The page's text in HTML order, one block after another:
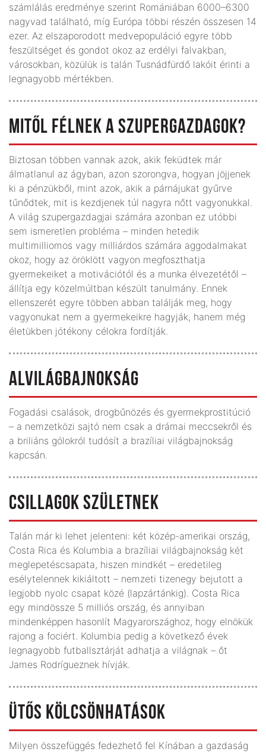
számlálás eredménye szerint Romániában 6000–6300
nagyvad található, míg Európa többi részén összesen 14
ezer. Az elszaporodott medvepopuláció egyre több
feszültséget és gondot okoz az erdélyi falvakban,
városokban, közülük is talán Tusnádfürdő lakóit érinti a
legnagyobb mértékben.
MITŐL FÉLNEK A SZUPERGAZDAGOK?
Biztosan többen vannak azok, akik feküdtek már
álmatlanul az ágyban, azon szorongva, hogyan jöjjenek
ki a pénzükből, mint azok, akik a párnájukat gyűrve
tűnődtek, mit is kezdjenek túl nagyra nőtt vagyonukkal.
A világ szupergazdagjai számára azonban ez utóbbi
sem ismeretlen probléma – minden hetedik
multimilliomos vagy milliárdos számára aggodalmakat
okoz, hogy az öröklött vagyon megfoszthatja
gyermekeiket a motivációtól és a munka élvezetétől –
állítja egy közelmúltban készült tanulmány. Ennek
ellenszerét egyre többen abban találják meg, hogy
vagyonukat nem a gyermekeikre hagyják, hanem még
életükben jótékony célokra fordítják.
ALVILÁGBAJNOKSÁG
Fogadási csalások, drogbűnözés és gyermekprostitúció
– a nemzetközi sajtó nem csak a drámai meccsekről és
a briliáns gólokról tudósít a brazíliai világbajnokság
kapcsán.
CSILLAGOK SZÜLETNEK
Talán már ki lehet jelenteni: két közép-amerikai ország,
Costa Rica és Kolumbia a brazíliai világbajnokság két
meglepetés­csapata, hiszen mindkét – eredetileg
esélytelennek kikiáltott – nemzeti tizenegy bejutott a
legjobb nyolc csapat közé (lapzártánkig). Costa Rica
egy mindössze 5 milliós ország, és annyiban
mindenképpen hasonlít Magyarországhoz, hogy elnökük
rajong a fociért. Kolumbia pedig a következő évek
legnagyobb futballsztárját adhatja a világnak – őt
James Rodrígueznek hívják.
ÜTŐS KÖLCSÖNHATÁSOK
Milyen összefüggés fedezhető fel Kínában a gazdaság